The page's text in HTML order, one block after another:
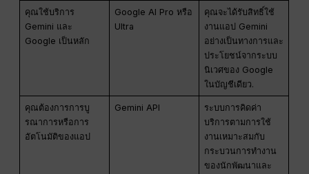
คุณใช้บริการ
Gemini และ
Google เป็นหลัก
Google AI Pro หรือ
Ultra
คุณจะได้รับสิทธิ์ใช้
งานแอป Gemini
อย่างเป็นทางการและ
ประโยชน์จากระบบ
นิเวศของ Google
ในบัญชีเดียว.
คุณต้องการการบู
รณาการหรือการ
อัตโนมัติของแอป
Gemini API
ระบบการคิดค่า
บริการตามการใช้
งานเหมาะสมกับ
กระบวนการทำงาน
ของนักพัฒนาและ